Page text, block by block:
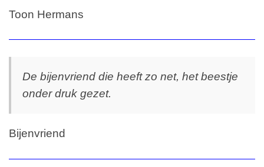
Toon Hermans
De bijenvriend die heeft zo net, het beestje
onder druk gezet.
Bijenvriend